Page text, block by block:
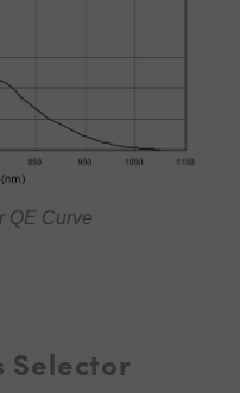
QE Curve
Selector